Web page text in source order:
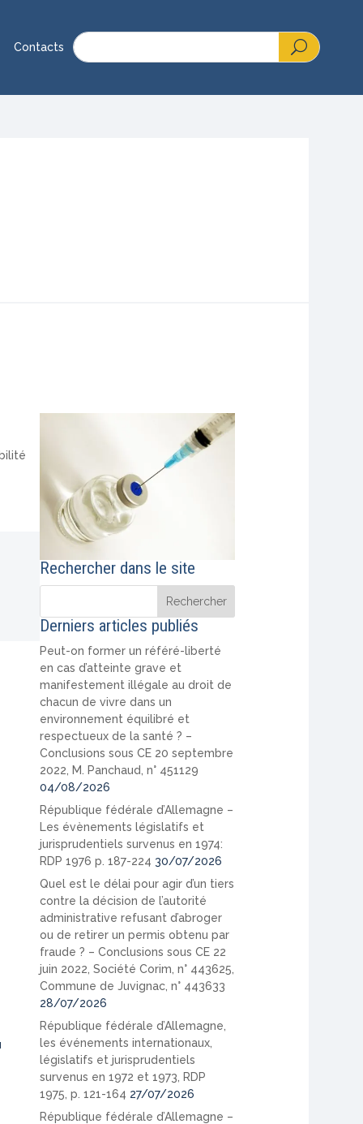
Contacts
Rechercher dans le site
Derniers articles publiés
Peut-on former un référé-liberté
en cas d’atteinte grave et
manifestement illégale au droit de
chacun de vivre dans un
environnement équilibré et
respectueux de la santé ? –
Conclusions sous CE 20 septembre
2022, M. Panchaud, n° 451129
04/08/2026
République fédérale d’Allemagne –
Les évènements législatifs et
jurisprudentiels survenus en 1974:
RDP 1976 p. 187-224 30/07/2026
Quel est le délai pour agir d’un tiers
contre la décision de l’autorité
administrative refusant d’abroger
ou de retirer un permis obtenu par
fraude ? – Conclusions sous CE 22
juin 2022, Société Corim, n° 443625,
Commune de Juvignac, n° 443633
28/07/2026
République fédérale d’Allemagne,
les événements internationaux,
législatifs et jurisprudentiels
survenus en 1972 et 1973, RDP
1975, p. 121-164 27/07/2026
République fédérale d’Allemagne –